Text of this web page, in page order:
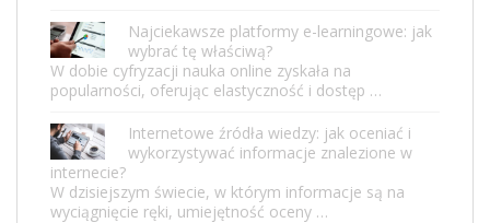
Najciekawsze platformy e-learningowe: jak
wybrać tę właściwą?
W dobie cyfryzacji nauka online zyskała na
popularności, oferując elastyczność i dostęp …
Internetowe źródła wiedzy: jak oceniać i
wykorzystywać informacje znalezione w
internecie?
W dzisiejszym świecie, w którym informacje są na
wyciągnięcie ręki, umiejętność oceny …